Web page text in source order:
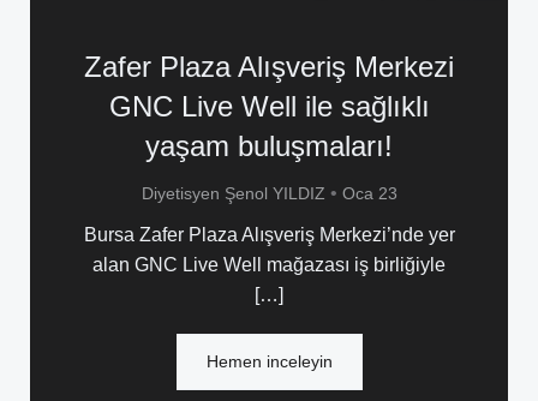
Zafer Plaza Alışveriş Merkezi
GNC Live Well ile sağlıklı
yaşam buluşmaları!
Diyetisyen Şenol YILDIZ • Oca 23
Bursa Zafer Plaza Alışveriş Merkezi’nde yer
alan GNC Live Well mağazası iş birliğiyle
[…]
Hemen inceleyin